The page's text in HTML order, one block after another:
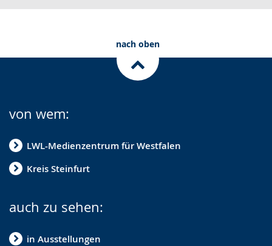
nach oben
von wem:
LWL-Medienzentrum für Westfalen
Kreis Steinfurt
auch zu sehen:
in Ausstellungen